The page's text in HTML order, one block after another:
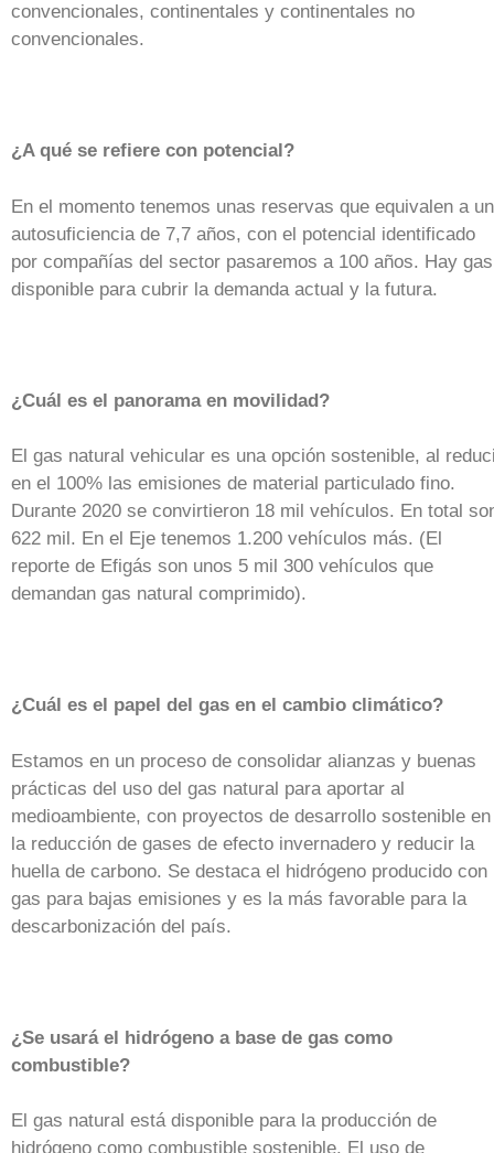
convencionales, continentales y continentales no
convencionales.
¿A qué se refiere con potencial?
En el momento tenemos unas reservas que equivalen a
autosuficiencia de 7,7 años, con el potencial identificado
por compañías del sector pasaremos a 100 años. Hay gas
disponible para cubrir la demanda actual y la futura.
¿Cuál es el panorama en movilidad?
El gas natural vehicular es una opción sostenible, al
en el 100% las emisiones de material particulado fino.
Durante 2020 se convirtieron 18 mil vehículos. En total
622 mil. En el Eje tenemos 1.200 vehículos más. (El
reporte de Efigás son unos 5 mil 300 vehículos que
demandan gas natural comprimido).
¿Cuál es el papel del gas en el cambio climático?
Estamos en un proceso de consolidar alianzas y buenas
prácticas del uso del gas natural para aportar al
medioambiente, con proyectos de desarrollo sostenible en
la reducción de gases de efecto invernadero y reducir la
huella de carbono. Se destaca el hidrógeno producido con
gas para bajas emisiones y es la más favorable para la
descarbonización del país.
¿Se usará el hidrógeno a base de gas como
combustible?
El gas natural está disponible para la producción de
hidrógeno como combustible sostenible. El uso de